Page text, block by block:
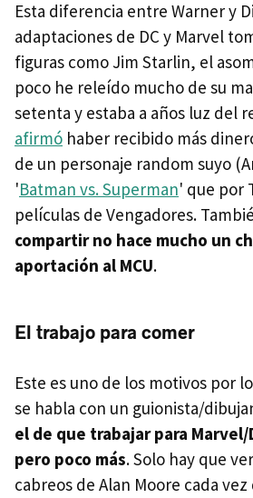
Esta diferencia entre Warner y
adaptaciones de DC y Marvel
figuras como Jim Starlin, el
poco he releído mucho de su
setenta y estaba a años luz del
afirmó haber recibido más
de un personaje random suyo
'Batman vs. Superman' que por
películas de Vengadores.
compartir no hace mucho un
aportación al MCU.
El trabajo para comer
Este es uno de los motivos por
se habla con un guionista/
el de que trabajar para Marvel/
pero poco más. Solo hay que
cabreos de Alan Moore cada vez